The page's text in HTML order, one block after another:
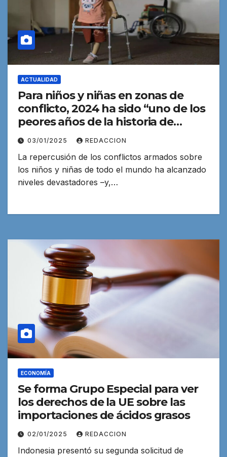
ACTUALIDAD
Para niños y niñas en zonas de
conflicto, 2024 ha sido “uno de los
peores años de la historia de
UNICEF”
03/01/2025 REDACCION
La repercusión de los conflictos armados sobre
los niños y niñas de todo el mundo ha alcanzado
niveles devastadores –y,…
ECONOMÍA
Se forma Grupo Especial para ver
los derechos de la UE sobre las
importaciones de ácidos grasos
02/01/2025 REDACCION
Indonesia presentó su segunda solicitud de